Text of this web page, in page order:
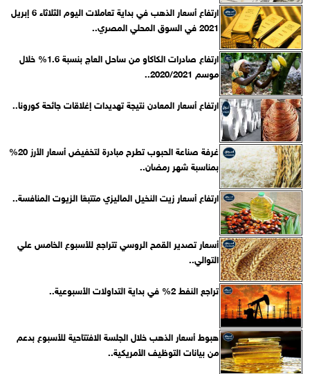
ارتفاع أسعار الذهب في بداية تعاملات اليوم الثلاثاء 6 إبريل
2021 في السوق المحلي المصري..
ارتفاع صادرات الكاكاو من ساحل العاج بنسبة 1.6% خلال
موسم 2020/2021..
ارتفاع أسعار المعادن نتيجة تهديدات إغلاقات جائحة كورونا..
غرفة صناعة الحبوب تطرح مبادرة لتخفيض أسعار الأرز 20%
بمناسبة شهر رمضان..
ارتفاع أسعار زيت النخيل الماليزي متتبعًا الزيوت المنافسة..
أسعار تصدير القمح الروسي تتراجع للأسبوع الخامس علي
التوالي..
تراجع النفط 2% في بداية التداولات الأسبوعية..
هبوط أسعار الذهب خلال الجلسة الافتتاحية للأسبوع بدعم
من بيانات التوظيف الأمريكية..